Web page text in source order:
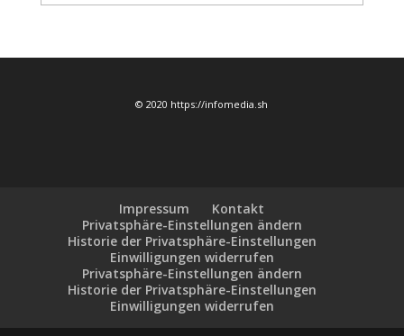
© 2020 https://infomedia.sh
Impressum
Kontakt
Privatsphäre-Einstellungen ändern
Historie der Privatsphäre-Einstellungen
Einwilligungen widerrufen
Privatsphäre-Einstellungen ändern
Historie der Privatsphäre-Einstellungen
Einwilligungen widerrufen